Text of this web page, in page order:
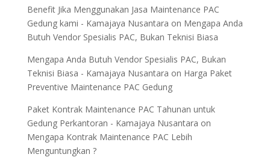
Benefit Jika Menggunakan Jasa Maintenance PAC
Gedung kami - Kamajaya Nusantara on Mengapa Anda
Butuh Vendor Spesialis PAC, Bukan Teknisi Biasa
Mengapa Anda Butuh Vendor Spesialis PAC, Bukan
Teknisi Biasa - Kamajaya Nusantara on Harga Paket
Preventive Maintenance PAC Gedung
Paket Kontrak Maintenance PAC Tahunan untuk
Gedung Perkantoran - Kamajaya Nusantara on
Mengapa Kontrak Maintenance PAC Lebih
Menguntungkan ?